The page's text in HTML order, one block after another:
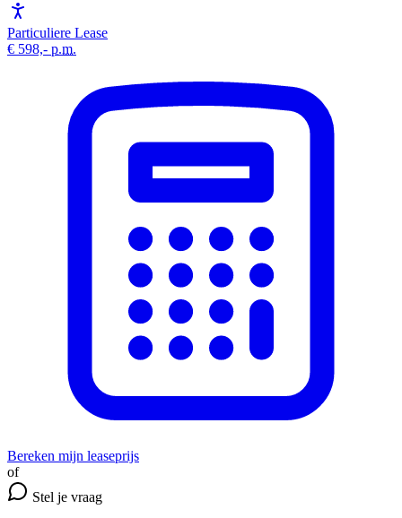
Particuliere Lease
€ 598,- p.m.
Bereken mijn leaseprijs
of
Stel je vraag